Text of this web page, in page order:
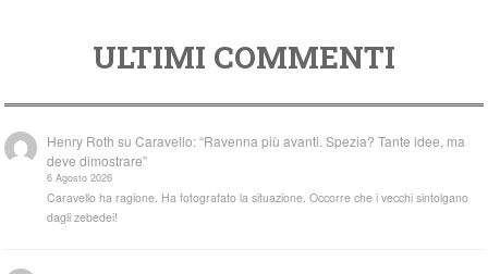
ULTIMI COMMENTI
Henry Roth suCaravello: “Ravenna più avanti. Spezia? Tante idee, ma
deve dimostrare”
6 Agosto 2026
Caravello ha ragione. Ha fotografato la situazione. Occorre che i vecchi sintolgano
dagli zebedei!